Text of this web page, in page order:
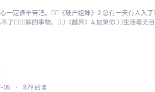
一定很辛苦吧。《破产姐妹》2.总有一天有人入
了解的事物。《越界》4.如果你生活毫无
05 ⋅ 879 阅读